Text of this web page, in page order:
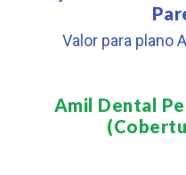
Valor para plano
Amil Dental